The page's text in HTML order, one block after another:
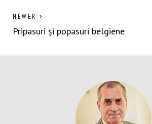
articole
NEWER
post:
Pripasuri și popasuri belgiene